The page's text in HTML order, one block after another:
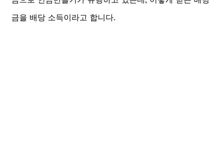
금을 배당 소득이라고 합니다.